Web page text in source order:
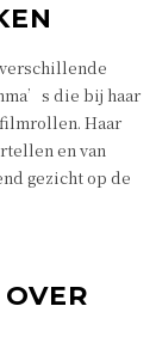
die bij haar
Haar
en van
gezicht op de